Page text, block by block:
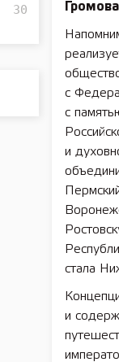
30
Громова
с
с
и
стала
и